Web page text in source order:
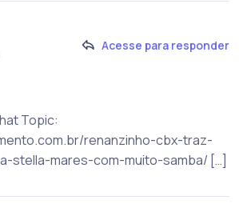
Acesse para responder
Topic:
renanzinho-cbx-traz-
stella-mares-com-muito-samba/ […]